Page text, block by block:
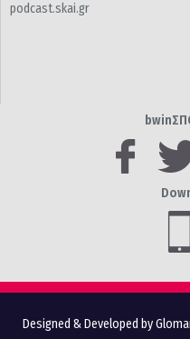
podcast.skai.gr
Designed & Developed by